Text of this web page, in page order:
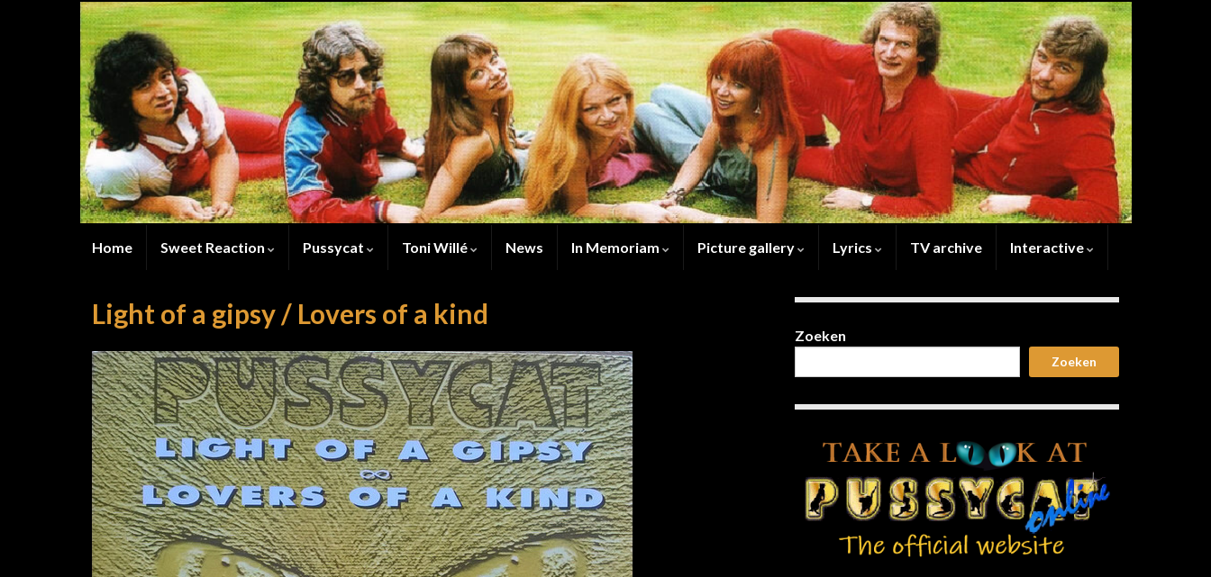
Home Sweet Reaction Pussycat Toni Willé News In Memoriam Picture gallery Lyrics TV archive Interactive
Light of a gipsy / Lovers of a kind
Zoeken
Zoeken